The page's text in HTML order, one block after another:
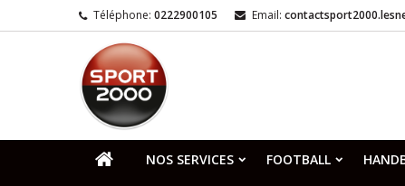
Téléphone: 0222900105 Email:
NOS SERVICES FOOTBALL